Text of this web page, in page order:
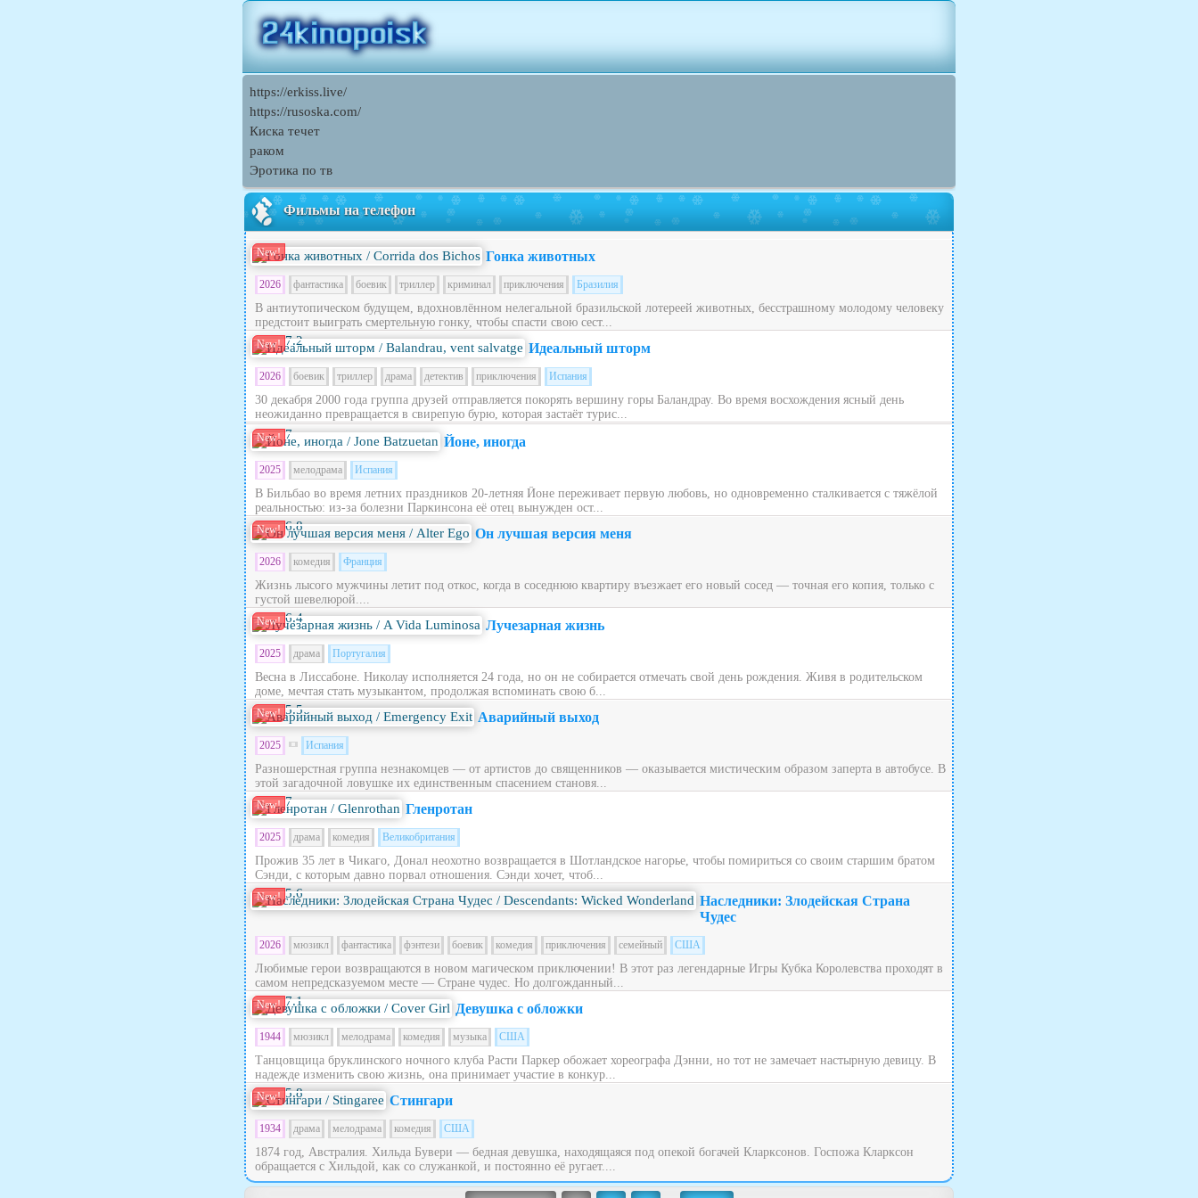
https://erkiss.live/
https://rusoska.com/
Киска течет
раком
Эротика по тв
Фильмы на телефон
New! Гонка животных
2026 фантастика боевик триллер криминал приключения Бразилия
В антиутопическом будущем, вдохновлённом нелегальной бразильской лотереей животных, бесстрашному молодому человеку
предстоит выиграть смертельную гонку, чтобы спасти свою сест...
New! 7.2 Идеальный шторм
2026 боевик триллер драма детектив приключения Испания
30 декабря 2000 года группа друзей отправляется покорять вершину горы Баландрау. Во время восхождения ясный день
неожиданно превращается в свирепую бурю, которая застаёт турис...
New! 7 Йоне, иногда
2025 мелодрама Испания
В Бильбао во время летних праздников 20‑летняя Йоне переживает первую любовь, но одновременно сталкивается с тяжёлой
реальностью: из‑за болезни Паркинсона её отец вынужден ост...
New! 6.8 Он лучшая версия меня
2026 комедия Франция
Жизнь лысого мужчины летит под откос, когда в соседнюю квартиру въезжает его новый сосед — точная его копия, только с
густой шевелюрой....
New! 6.4 Лучезарная жизнь
2025 драма Португалия
Весна в Лиссабоне. Николау исполняется 24 года, но он не собирается отмечать свой день рождения. Живя в родительском
доме, мечтая стать музыкантом, продолжая вспоминать свою б...
New! 5.5 Аварийный выход
2025 Испания
Разношерстная группа незнакомцев — от артистов до священников — оказывается мистическим образом заперта в автобусе. В
этой загадочной ловушке их единственным спасением становя...
New! 7 Гленротан
2025 драма комедия Великобритания
Прожив 35 лет в Чикаго, Донал неохотно возвращается в Шотландское нагорье, чтобы помириться со своим старшим братом
Сэнди, с которым давно порвал отношения. Сэнди хочет, чтоб...
New! 5.6
Наследники: Злодейская Страна
Чудес
2026 мюзикл фантастика фэнтези боевик комедия приключения семейный США
Любимые герои возвращаются в новом магическом приключении! В этот раз легендарные Игры Кубка Королевства проходят в
самом непредсказуемом месте — Стране чудес. Но долгожданный...
New! 7.1 Девушка с обложки
1944 мюзикл мелодрама комедия музыка США
Танцовщица бруклинского ночного клуба Расти Паркер обожает хореографа Дэнни, но тот не замечает настырную девицу. В
надежде изменить свою жизнь, она принимает участие в конкур...
New! 5.8 Стингари
1934 драма мелодрама комедия США
1874 год, Австралия. Хильда Бувери — бедная девушка, находящаяся под опекой богачей Кларксонов. Госпожа Кларксон
обращается с Хильдой, как со служанкой, и постоянно её ругает....